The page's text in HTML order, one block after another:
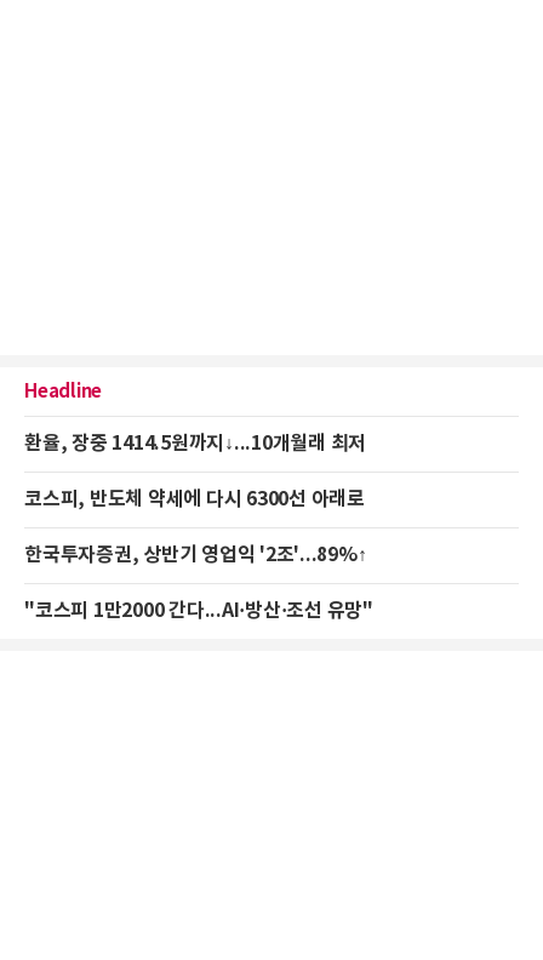
Headline
환율, 장중 1414.5원까지↓...10개월래 최저
코스피, 반도체 약세에 다시 6300선 아래로
한국투자증권, 상반기 영업익 '2조'...89%↑
"코스피 1만2000 간다...AI·방산·조선 유망"